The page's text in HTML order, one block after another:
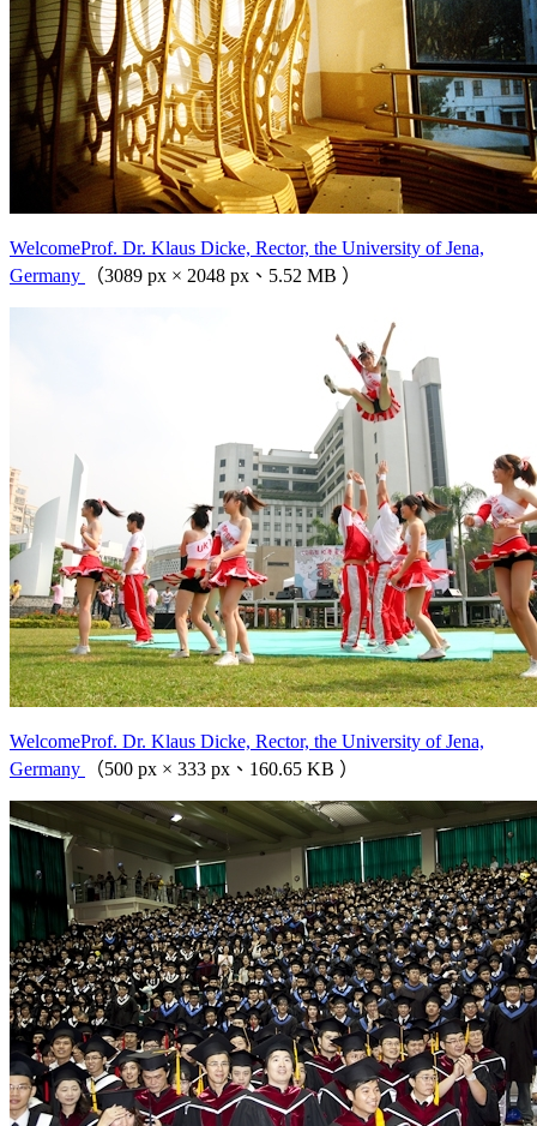
WelcomeProf. Dr. Klaus Dicke, Rector, the University of Jena,
Germany
（3089 px × 2048 px、5.52 MB ）
WelcomeProf. Dr. Klaus Dicke, Rector, the University of Jena,
Germany
（500 px × 333 px、160.65 KB ）